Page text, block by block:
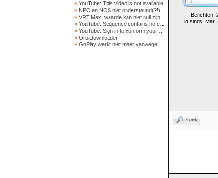
» YouTube: This video is not available
» NPO en NOS niet ondersteund(?!)
» VRT Max: waarde kan niet null zijn
» YouTube: Sequence contains no elements
» YouTube: Sign in to conform your not a bot
» Orbitdownloader
» GoPlay werkt niet meer vanwege nieuwe webadres
Berichten:
Lid sinds: Mar
Zoek